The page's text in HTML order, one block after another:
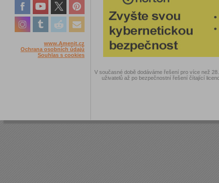
www.Amenit.cz
Ochrana osobních údajů
Souhlas s cookies
V současné době dodáváme řešení pro více než
uživatelů až po bezpečnostní řešení čítající